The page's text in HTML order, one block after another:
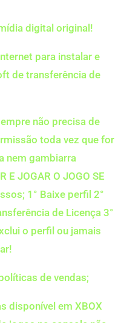
digital original!
para instalar e
de transferência de
não precisa de
toda vez que for
nem gambiarra
E JOGAR O JOGO SE
1° Baixe perfil 2°
de Licença 3°
o perfil ou jamais
de vendas;
disponível em XBOX